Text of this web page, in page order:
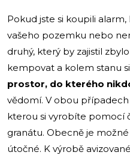
Pokud jste si koupili
vašeho pozemku nebo
druhý, který by zajistil
kempovat a kolem stanu si
prostor, do kterého
vědomí. V obou případech
kterou si vyrobíte pomocí
granátu. Obecně je
útočné. K výrobě